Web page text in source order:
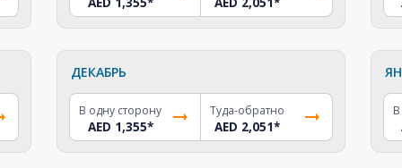
ДЕКАБРЬ
В одну сторону
AED 1,355*
Туда-обратно
AED 2,051*